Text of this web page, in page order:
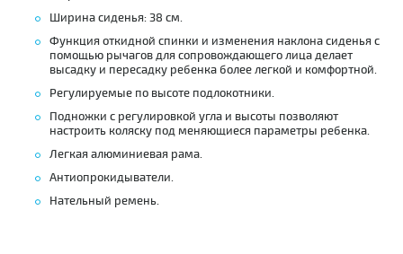
Ширина сиденья: 38 см.
Функция откидной спинки и изменения наклона сиденья с
помощью рычагов для сопровождающего лица делает
высадку и пересадку ребенка более легкой и комфортной.
Регулируемые по высоте подлокотники.
Подножки с регулировкой угла и высоты позволяют
настроить коляску под меняющиеся параметры ребенка.
Легкая алюминиевая рама.
Антиопрокидыватели.
Нательный ремень.